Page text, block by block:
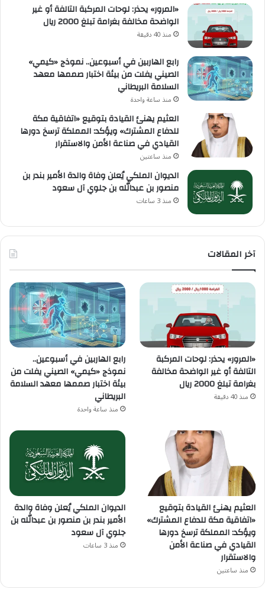
«المرور» يحذر: لوحات المركبة التالفة أو غير
الواضحة مخالفة بغرامة تبلغ 2000 ريال
منذ 40 دقيقة
رابع الهاربين في أسبوعين.. نموذج «كيمي»
الصيني يفلت من بيئة اختبار صممها معهد
السلامة البريطاني
منذ ساعة واحدة
العثيم يهنئ القيادة بتوقيع «اتفاقية مكة
للدفاع المشترك» ويؤكد: المملكة ترسخ دورها
القيادي في صناعة الأمن والاستقرار
منذ ساعتين
الديوان الملكي يُعلن وفاة والدة الأمير بندر بن
منصور بن عبدالله بن جلوي آل سعود
منذ 3 ساعات
آخر المقالات
«المرور» يحذر: لوحات المركبة
التالفة أو غير الواضحة مخالفة
بغرامة تبلغ 2000 ريال
منذ 40 دقيقة
رابع الهاربين في أسبوعين..
نموذج «كيمي» الصيني يفلت من
بيئة اختبار صممها معهد السلامة
البريطاني
منذ ساعة واحدة
العثيم يهنئ القيادة بتوقيع
«اتفاقية مكة للدفاع المشترك»
ويؤكد: المملكة ترسخ دورها
القيادي في صناعة الأمن
والاستقرار
منذ ساعتين
الديوان الملكي يُعلن وفاة والدة
الأمير بندر بن منصور بن عبدالله بن
جلوي آل سعود
منذ 3 ساعات